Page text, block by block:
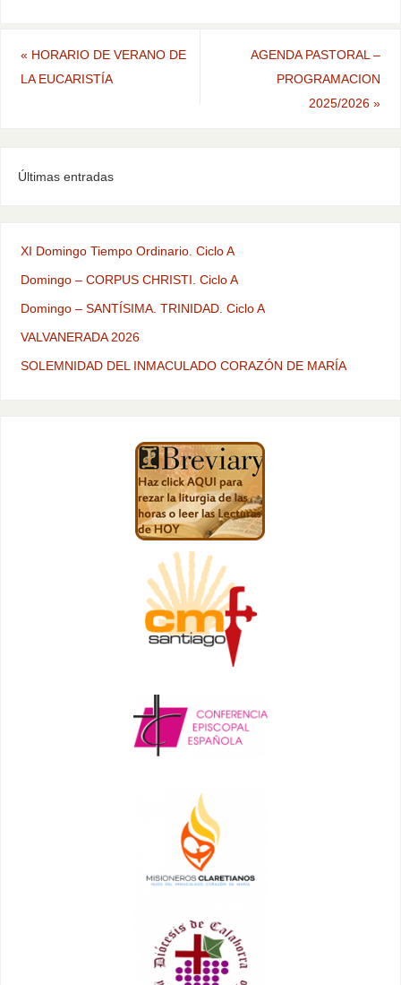
« HORARIO DE VERANO DE
LA EUCARISTÍA
AGENDA PASTORAL –
PROGRAMACION
2025/2026»
Últimas entradas
XI Domingo Tiempo Ordinario. Ciclo A
Domingo – CORPUS CHRISTI. Ciclo A
Domingo – SANTÍSIMA. TRINIDAD. Ciclo A
VALVANERADA 2026
SOLEMNIDAD DEL INMACULADO CORAZÓN DE MARÍA